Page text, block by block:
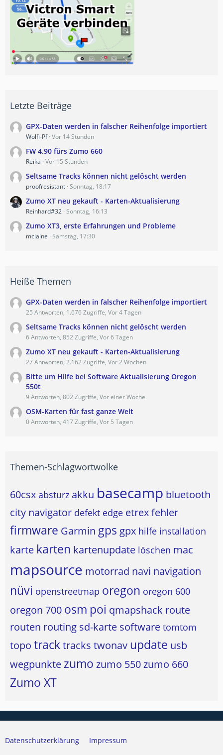
Letzte Beiträge
GPX-Daten werden in falscher Reihenfolge importiert
Wolfi-Pf Vor 14 Stunden
FW 4.90 fürs Zumo 660
Reika Vor 15 Stunden
Seltsame Tracks können nicht gelöscht werden
proofresistant Sonntag, 18:17
Zumo XT neu gekauft - Karten-Aktualisierung
Reinhard#32 Sonntag, 16:13
Zumo XT3, erste Erfahrungen und Probleme
mclaine Samstag, 17:30
Heiße Themen
GPX-Daten werden in falscher Reihenfolge importiert
25 Antworten, 1.676 Zugriffe, Vor 4 Tagen
Seltsame Tracks können nicht gelöscht werden
6 Antworten, 852 Zugriffe, Vor 6 Tagen
Zumo XT neu gekauft - Karten-Aktualisierung
27 Antworten, 2.162 Zugriffe, Vor 2 Wochen
Bitte um Hilfe bei Software Aktualisierung Oregon
550t
9 Antworten, 802 Zugriffe, Vor einer Woche
OSM-Karten für fast ganze Welt
0 Antworten, 417 Zugriffe, Vor 5 Tagen
Themen-Schlagwortwolke
60csx absturz akku basecamp bluetooth
city navigator defekt edge etrexfehler
firmware Garmin gps gpx hilfe installation
karte karten kartenupdate löschen mac
mapsource motorrad navi navigation
nüvi openstreetmap oregon oregon 600
oregon 700 osm poi qmapshack route
routen routing sd-karte software tomtom
topo tracktracks twonav update usb
wegpunkte zumo zumo 550zumo 660
Zumo XT
Datenschutzerklärung Impressum